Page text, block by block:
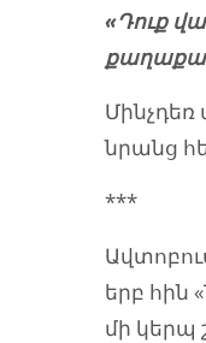
«Դուք
նրանց
***
երբ հին
մի կերպ